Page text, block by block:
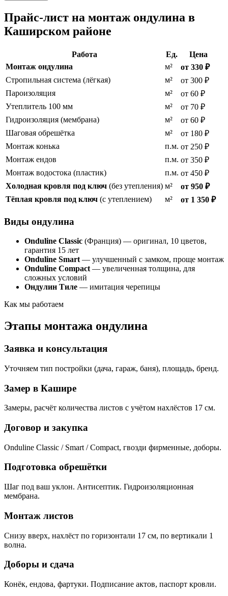
Прайс-лист на монтаж ондулина в
Каширском районе
Работа Ед.
Цена
Монтаж ондулина
м²
от 330 ₽
Стропильная система (лёгкая)
м²
от 300 ₽
Пароизоляция
м²
от 60 ₽
Утеплитель 100 мм
м²
от 70 ₽
Гидроизоляция (мембрана)
м²
от 60 ₽
Шаговая обрешётка
м²
от 180 ₽
Монтаж конька
п.м. от 250 ₽
Монтаж ендов
п.м. от 350 ₽
Монтаж водостока (пластик)
п.м. от 450 ₽
Холодная кровля под ключ (без утепления) м²
от 950 ₽
Тёплая кровля под ключ (с утеплением) м² от 1 350 ₽
Виды ондулина
Onduline Classic (Франция) — оригинал, 10 цветов,
гарантия 15 лет
Onduline Smart — улучшенный с замком, проще монтаж
Onduline Compact — увеличенная толщина, для
сложных условий
Ондулин Тиле — имитация черепицы
Как мы работаем
Этапы монтажа ондулина
Заявка и консультация
Уточняем тип постройки (дача, гараж, баня), площадь, бренд.
Замер в Кашире
Замеры, расчёт количества листов с учётом нахлёстов 17 см.
Договор и закупка
Onduline Classic / Smart / Compact, гвозди фирменные, доборы.
Подготовка обрешётки
Шаг под ваш уклон. Антисептик. Гидроизоляционная
мембрана.
Монтаж листов
Снизу вверх, нахлёст по горизонтали 17 см, по вертикали 1
волна.
Доборы и сдача
Конёк, ендова, фартуки. Подписание актов, паспорт кровли.